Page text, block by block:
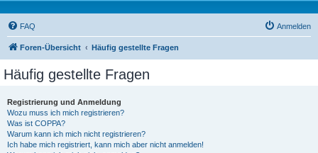
FAQ Anmelden
Foren-Übersicht Häufig gestellte Fragen
Häufig gestellte Fragen
Registrierung und Anmeldung
Wozu muss ich mich registrieren?
Was ist COPPA?
Warum kann ich mich nicht registrieren?
Ich habe mich registriert, kann mich aber nicht anmelden!